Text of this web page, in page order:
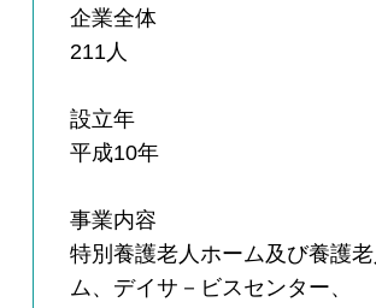
企業全体
211人
設立年
平成10年
事業内容
特別養護老人ホーム及び養護
ム、デイサ－ビスセンター、